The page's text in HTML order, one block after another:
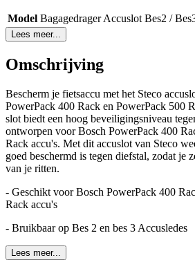
Model Bagagedrager Accuslot Bes2 /
Lees meer...
Omschrijving
Bescherm je fietsaccu met het Steco
PowerPack 400 Rack en PowerPack 500
slot biedt een hoog beveiligingsniveau
ontworpen voor Bosch PowerPack 400
Rack accu's. Met dit accuslot van Steco
goed beschermd is tegen diefstal, zodat je
van je ritten.
- Geschikt voor Bosch PowerPack 400
Rack accu's
- Bruikbaar op Bes 2 en bes 3 Accusledes
Lees meer...